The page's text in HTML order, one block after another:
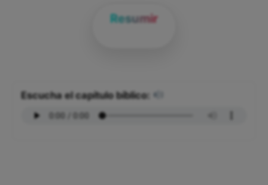
Resumir
Escucha el capítulo bíblico: